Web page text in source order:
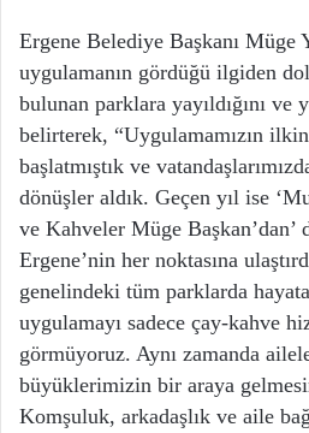
Ergene Belediye Başkanı Müge
uygulamanın gördüğü ilgiden
bulunan parklara yayıldığını ve
belirterek, “Uygulamamızın
başlatmıştık ve
dönüşler aldık. Geçen yıl ise
ve Kahveler Müge
Ergene’nin her noktasına
genelindeki tüm parklarda
uygulamayı sadece çay-kahve
görmüyoruz. Aynı zamanda
büyüklerimizin bir araya
Komşuluk, arkadaşlık ve aile